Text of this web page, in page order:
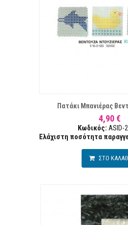
Πατάκι Μπανιέρας
4,90 €
Κωδικός: ASID-
Ελάχιστη ποσότητα
ΣΤΟ